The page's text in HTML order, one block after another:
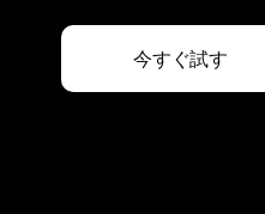
今すぐ試す